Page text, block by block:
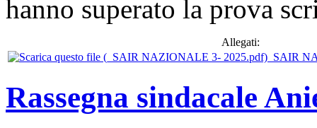
hanno superato la prova
Allegati:
_SAIR
Rassegna sindacale